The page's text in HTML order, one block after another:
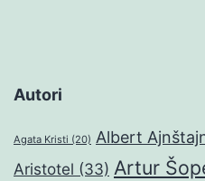
Autori
Agata Kristi (20) Albert
Aristotel (33) Artur